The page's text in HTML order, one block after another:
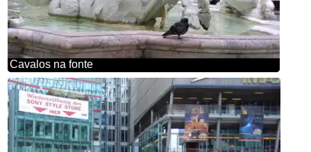
Cavalos na fonte